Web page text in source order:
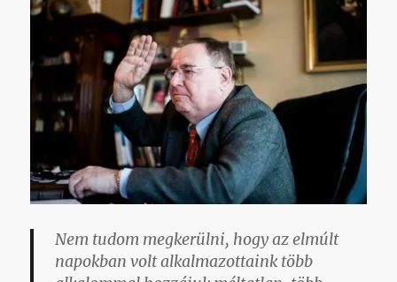
Nem tudom megkerülni, hogy az elmúlt
napokban volt alkalmazottaink több